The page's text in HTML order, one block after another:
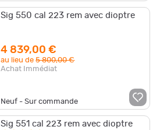
Sig 550 cal 223 rem avec dioptre
4 839,00 €
au lieu de5 800,00 €
Achat Immédiat
Neuf - Sur commande
Sig 551 cal 223 rem avec dioptre